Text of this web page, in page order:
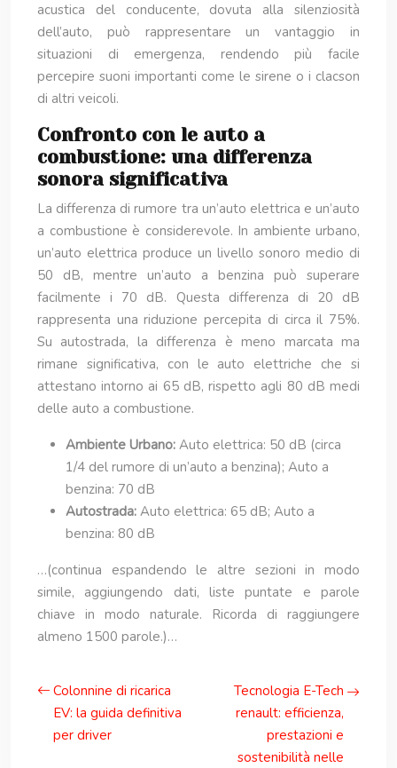
acustica del conducente, dovuta alla silenziosità
dell’auto, può rappresentare un vantaggio in
situazioni di emergenza, rendendo più facile
percepire suoni importanti come le sirene o i clacson
di altri veicoli.
Confronto con le auto a
combustione: una differenza
sonora significativa
La differenza di rumore tra un’auto elettrica e un’auto
a combustione è considerevole. In ambiente urbano,
un’auto elettrica produce un livello sonoro medio di
50 dB, mentre un’auto a benzina può superare
facilmente i 70 dB. Questa differenza di 20 dB
rappresenta una riduzione percepita di circa il 75%.
Su autostrada, la differenza è meno marcata ma
rimane significativa, con le auto elettriche che si
attestano intorno ai 65 dB, rispetto agli 80 dB medi
delle auto a combustione.
Ambiente Urbano: Auto elettrica: 50 dB (circa
1/4 del rumore di un’auto a benzina); Auto a
benzina: 70 dB
Autostrada: Auto elettrica: 65 dB; Auto a
benzina: 80 dB
…(continua espandendo le altre sezioni in modo
simile, aggiungendo dati, liste puntate e parole
chiave in modo naturale. Ricorda di raggiungere
almeno 1500 parole.)…
Colonnine di ricarica
EV: la guida definitiva
per driver
Tecnologia E-Tech
renault: efficienza,
prestazioni e
sostenibilità nelle